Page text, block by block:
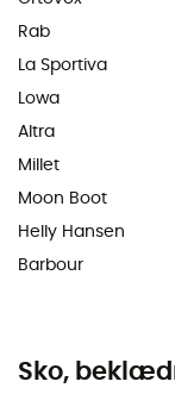
Rab
La Sportiva
Lowa
Altra
Millet
Moon Boot
Helly Hansen
Barbour
Sko,